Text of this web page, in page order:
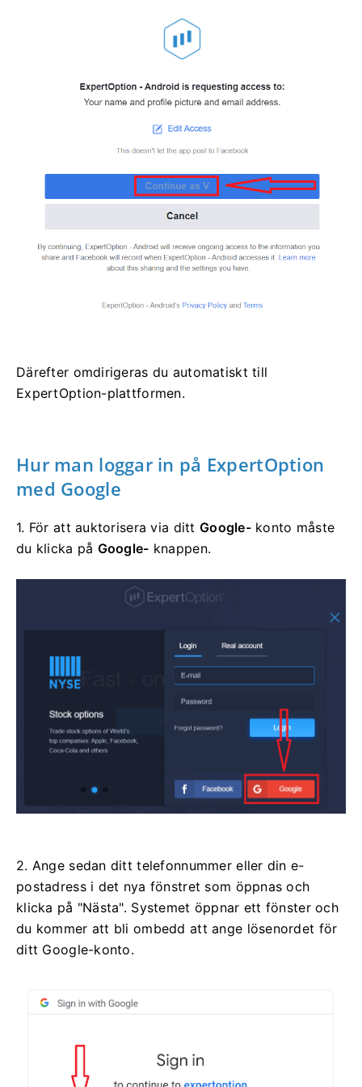
Därefter omdirigeras du automatiskt till
ExpertOption-plattformen.
Hur man loggar in på ExpertOption
med Google
1. För att auktorisera via ditt Google-konto måste
du klicka på Google- knappen.
2. Ange sedan ditt telefonnummer eller din e-
postadress i det nya fönstret som öppnas och
klicka på "Nästa". Systemet öppnar ett fönster och
du kommer att bli ombedd att ange lösenordet för
ditt Google-konto.